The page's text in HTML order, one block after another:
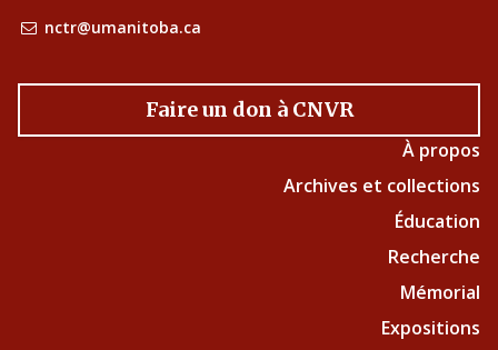
nctr@umanitoba.ca
Faire un don à CNVR
À propos
Archives et collections
Éducation
Recherche
Mémorial
Expositions